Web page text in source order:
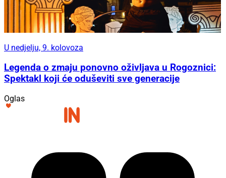
U nedjelju, 9. kolovoza
Legenda o zmaju ponovno oživljava u Rogoznici:
Spektakl koji će oduševiti sve generacije
Oglas